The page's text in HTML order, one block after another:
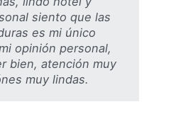
siento que las
es mi único
opinión personal,
bien, atención muy
muy lindas.